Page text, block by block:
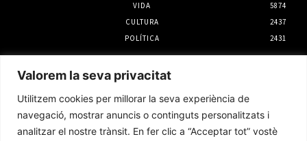
Valorem la seva privacitat
Utilitzem cookies per millorar la seva experiència de
navegació, mostrar anuncis o continguts personalitzats i
analitzar el nostre trànsit. En fer clic a “Acceptar tot” vostè
VIDA
5874
CULTURA
2437
POLÍTICA
2431
Notícies
La rehabilitació el primer semestre a la
demarcació de l’Ebre creix un 45%
4 agost 2026